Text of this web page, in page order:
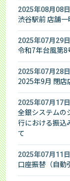
2025年08月08日
渋谷駅前 店舗
2025年07月29日
令和7年台風第
2025年07月28日
2025年9月 閉店
2025年07月17日
全銀システムの
行における振込
て
2025年07月11日
口座振替（自動